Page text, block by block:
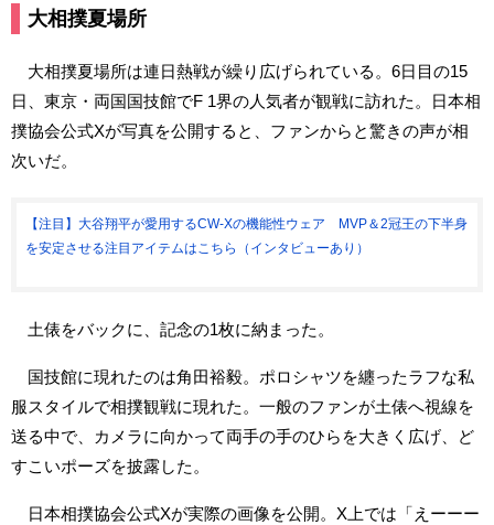
大相撲夏場所
大相撲夏場所は連日熱戦が繰り広げられている。6日目の15
日、東京・両国国技館でF 1界の人気者が観戦に訪れた。日本相
撲協会公式Xが写真を公開すると、ファンからと驚きの声が相
次いだ。
【注目】大谷翔平が愛用するCW-Xの機能性ウェア MVP＆2冠王の下半身
を安定させる注目アイテムはこちら（インタビューあり）
土俵をバックに、記念の1枚に納まった。
国技館に現れたのは角田裕毅。ポロシャツを纏ったラフな私
服スタイルで相撲観戦に現れた。一般のファンが土俵へ視線を
送る中で、カメラに向かって両手の手のひらを大きく広げ、ど
すこいポーズを披露した。
日本相撲協会公式Xが実際の画像を公開。X上では「えーーー